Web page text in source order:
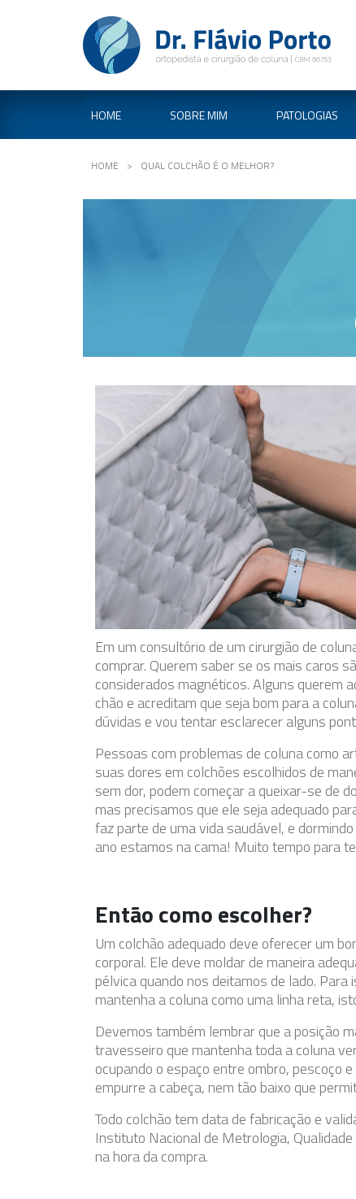
HOME SOBRE MIM PATOLOGIAS
HOME > QUAL COLCHÃO É O MELHOR?
Em um consultório de um cirurgião de
comprar. Querem saber se os mais caros
considerados magnéticos. Alguns querem
chão e acreditam que seja bom para a
dúvidas e vou tentar esclarecer alguns
Pessoas com problemas de coluna como
suas dores em colchões escolhidos de
sem dor, podem começar a queixar-se de
mas precisamos que ele seja adequado
faz parte de uma vida saudável, e
ano estamos na cama! Muito tempo para
Então como escolher?
Um colchão adequado deve oferecer um
corporal. Ele deve moldar de maneira
pélvica quando nos deitamos de lado.
mantenha a coluna como uma linha reta,
Devemos também lembrar que a posição
travesseiro que mantenha toda a coluna
ocupando o espaço entre ombro, pescoço
empurre a cabeça, nem tão baixo que
Todo colchão tem data de fabricação e
Instituto Nacional de Metrologia,
na hora da compra.